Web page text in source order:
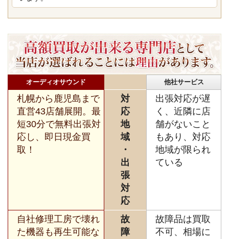
オーディオサウンド 他社サービス
札幌から鹿児島まで
直営43店舗展開。最
短30分で無料出張対
応し、即日現金買
取！
対
応
地
域
・
出
張
対
応
出張対応が遅
く、近隣に店
舗がないこと
もあり、対応
地域が限られ
ている
自社修理工房で壊れ
た機器も再生可能な
故
障
故障品は買取
不可、相場に